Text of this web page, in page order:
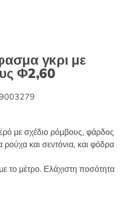
γκρι με
Φ2,60
με σχέδιο ρόμβους, φάρδος
ρούχα και σεντόνια, και φόδρα
το μέτρο. Ελάχιστη ποσότητα